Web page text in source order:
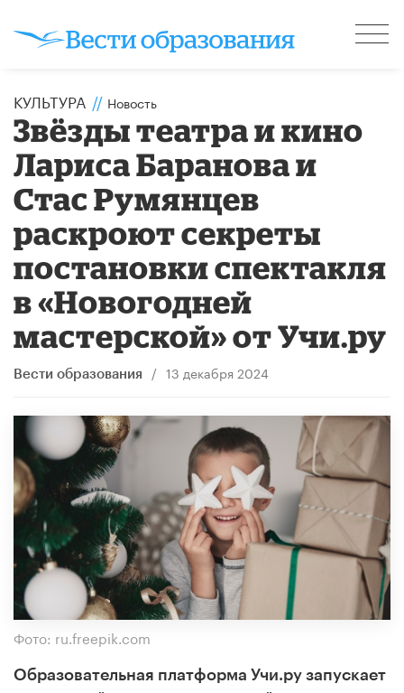
КУЛЬТУРА // Новость
Звёзды театра и кино
Лариса Баранова и
Стас Румянцев
раскроют секреты
постановки спектакля
в «Новогодней
мастерской» от Учи.ру
Вести образования / 13 декабря 2024
Фото: ru.freepik.com
Образовательная платформа Учи.ру запускает